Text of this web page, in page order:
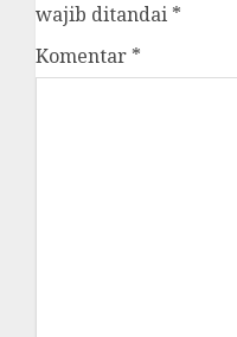
wajib ditandai *
Komentar *